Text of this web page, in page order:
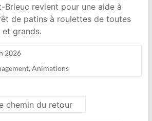
Brieuc revient pour une aide à
de patins à roulettes de toutes
grands.
2026
, Animations
chemin du retour